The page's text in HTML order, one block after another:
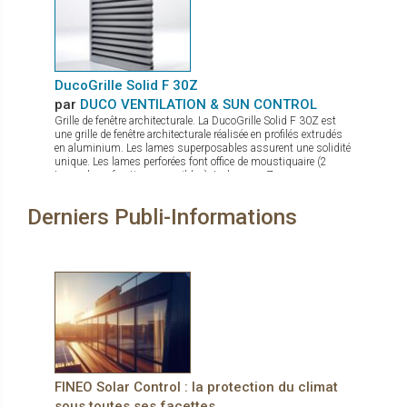
métallisation assure une bonne transparence permettant une
vue dégagée vers l'extérieur. Le tissu Panama Chrome+ allie
confort et design à la perfection. Il ne reste plus qu’à choisir
parmi les 5 coloris disponibles en grande largeur de 285 cm !
DucoGrille Solid F 30Z
par DUCO VENTILATION & SUN CONTROL
Grille de fenêtre architecturale. La DucoGrille Solid F 30Z est
une grille de fenêtre architecturale réalisée en profilés extrudés
en aluminium. Les lames superposables assurent une solidité
unique. Les lames perforées font office de moustiquaire (2
types de perforations possibles). La lame en Z procure un
Derniers Publi-Informations
FINEO Solar Control : la protection du climat